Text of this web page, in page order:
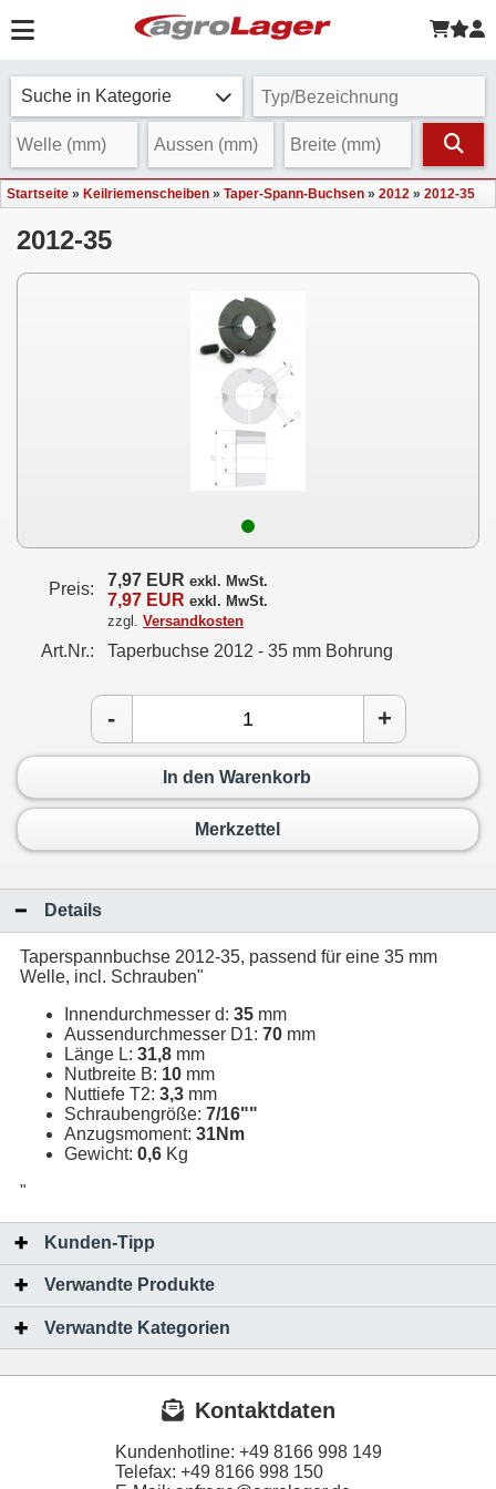
Suche in Kategorie
Startseite » Keilriemenscheiben » Taper-Spann-Buchsen » 2012 » 2012-35
2012-35
Preis: 7,97 EUR exkl. MwSt.
7,97 EUR exkl. MwSt.
zzgl. Versandkosten
Art.Nr.: Taperbuchse 2012 - 35 mm Bohrung
- +
In den Warenkorb
Merkzettel
Details
Taperspannbuchse 2012-35, passend für eine 35 mm
Welle, incl. Schrauben"
Innendurchmesser d: 35 mm
Aussendurchmesser D1: 70 mm
Länge L: 31,8 mm
Nutbreite B: 10 mm
Nuttiefe T2: 3,3 mm
Schraubengröße: 7/16""
Anzugsmoment: 31Nm
Gewicht: 0,6 Kg
"
Kunden-Tipp
Verwandte Produkte
Verwandte Kategorien
Kontaktdaten
Kundenhotline: +49 8166 998 149
Telefax: +49 8166 998 150